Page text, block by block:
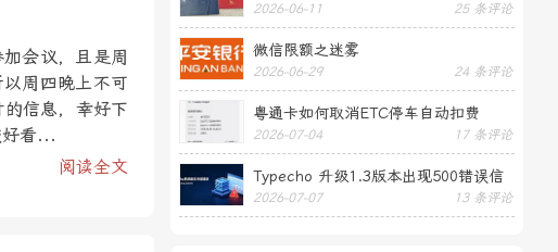
会议，且是周
周四晚上不可
信息，幸好下
好看...
阅读全文
怀——送生日贺卡
2026-06-11 25 条评论
微信限额之迷雾
2026-06-29 24 条评论
粤通卡如何取消ETC停车自动扣费
2026-07-04 17 条评论
Typecho 升级1.3版本出现500错误信
息
2026-07-07 13 条评论